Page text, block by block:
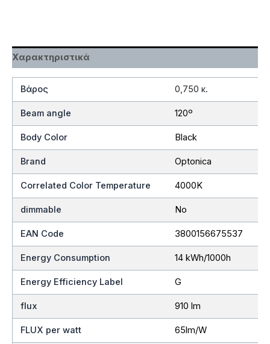
Χαρακτηριστικά
Βάρος 0,750 κ.
Beam angle 120º
Body Color Black
Brand Optonica
Correlated Color Temperature 4000K
dimmable No
EAN Code 3800156675537
Energy Consumption 14 kWh/1000h
Energy Efficiency Label G
flux 910 lm
FLUX per watt 65lm/W